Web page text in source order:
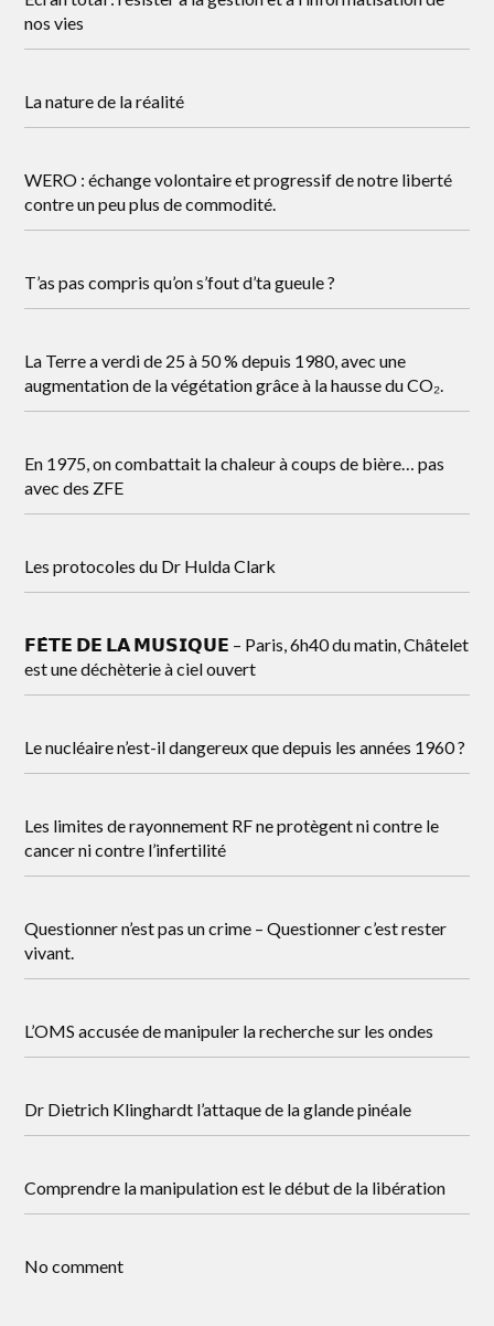
nos vies
La nature de la réalité
WERO : échange volontaire et progressif de notre liberté
contre un peu plus de commodité.
T’as pas compris qu’on s’fout d’ta gueule ?
La Terre a verdi de 25 à 50 % depuis 1980, avec une
augmentation de la végétation grâce à la hausse du CO₂.
En 1975, on combattait la chaleur à coups de bière… pas
avec des ZFE
Les protocoles du Dr Hulda Clark
𝗙𝗘̂𝗧𝗘 𝗗𝗘 𝗟𝗔 𝗠𝗨𝗦𝗜𝗤𝗨𝗘 – Paris, 6h40 du matin, Châtelet
est une déchèterie à ciel ouvert
Le nucléaire n’est-il dangereux que depuis les années 1960 ?
Les limites de rayonnement RF ne protègent ni contre le
cancer ni contre l’infertilité
Questionner n’est pas un crime – Questionner c’est rester
vivant.
L’OMS accusée de manipuler la recherche sur les ondes
Dr Dietrich Klinghardt l’attaque de la glande pinéale
Comprendre la manipulation est le début de la libération
No comment